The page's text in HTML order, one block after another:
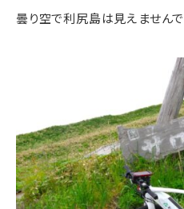
曇り空で利尻島は見えません